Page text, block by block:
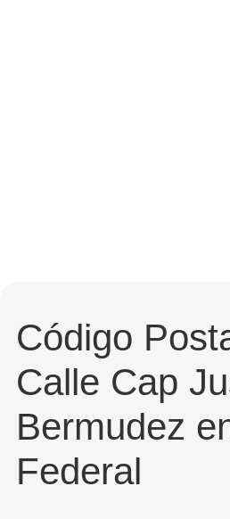
Código
Calle Cap
Bermudez
Federal